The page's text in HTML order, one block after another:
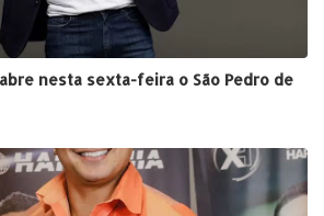
nesta sexta-feira o São Pedro de